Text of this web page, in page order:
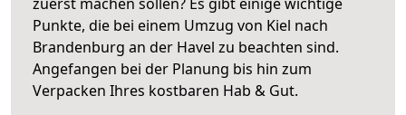
Punkte, die bei einem Umzug von Kiel nach
Brandenburg an der Havel zu beachten sind.
Angefangen bei der Planung bis hin zum
Verpacken Ihres kostbaren Hab & Gut.